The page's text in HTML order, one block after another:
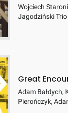
Wojciech
Jagodziński Trio
Great
Adam Bałdych,
Pierończyk,